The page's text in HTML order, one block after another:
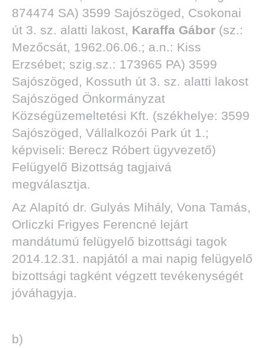
874474 SA) 3599 Sajószöged, Csokonai
út 3. sz. alatti lakost, Karaffa Gábor (sz.:
Mezőcsát, 1962.06.06.; a.n.: Kiss
Erzsébet; szig.sz.: 173965 PA) 3599
Sajószöged, Kossuth út 3. sz. alatti lakost
Sajószöged Önkormányzat
Községüzemeltetési Kft. (székhelye: 3599
Sajószöged, Vállalkozói Park út 1.;
képviseli: Berecz Róbert ügyvezető)
Felügyelő Bizottság tagjaivá
megválasztja.
Az Alapító dr. Gulyás Mihály, Vona Tamás,
Orliczki Frigyes Ferencné lejárt
mandátumú felügyelő bizottsági tagok
2014.12.31. napjától a mai napig felügyelő
bizottsági tagként végzett tevékenységét
jóváhagyja.
b)